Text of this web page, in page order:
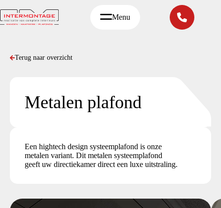
naar
de
Menu
Terug naar overzicht
Metalen plafond
Een hightech design systeemplafond is onze
metalen variant. Dit metalen systeemplafond
geeft uw directiekamer direct een luxe uitstraling.